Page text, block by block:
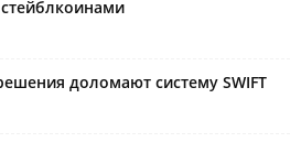
доломают систему SWIFT